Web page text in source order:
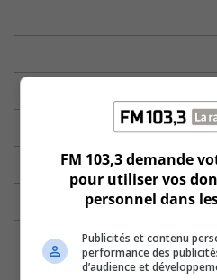
FM 103,3 demande
pour utiliser vos
personnel dans
Publicités et contenu
performance des
d’audience et